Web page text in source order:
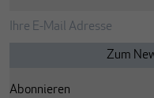
Abonnieren